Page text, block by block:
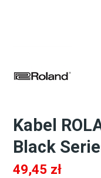
Kabel
Black
49,45 zł